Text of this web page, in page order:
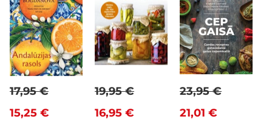
15,25 €
17,95 €
16,95 €
19,95 €
21,01 €
23,95 €